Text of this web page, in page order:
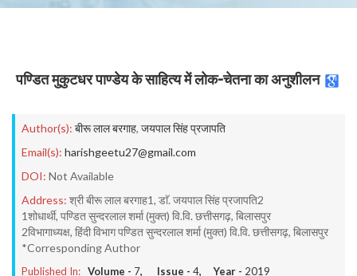
पण्डित मुकुटधर पाण्डेय के साहित्य में लोक-चेतना का अनुशीलन
Author(s): बीरू लाल बरगाह, जयपाल सिंह प्रजापति
Email(s): harishgeetu27@gmail.com
DOI: Not Available
Address: श्री बीरू लाल बरगाह1, डाॅ. जयपाल सिंह प्रजापति2
1शोधार्थी, पण्डित सुन्दरलाल शर्मा (मुक्त) वि.वि. छत्तीसगढ़, बिलासपुर
2विभागाध्यक्ष, हिंदी विभाग पण्डित सुन्दरलाल शर्मा (मुक्त) वि.वि. छत्तीसगढ़, बिलासपुर
*Corresponding Author
Published In: Volume - 7, Issue - 4, Year - 2019